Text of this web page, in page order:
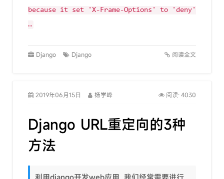
because it set 'X-Frame-Options' to 'deny'
…
Django Django 阅读全文
2019年06月15日 杨学峰 阅读: 4030
Django URL重定向的3种
方法